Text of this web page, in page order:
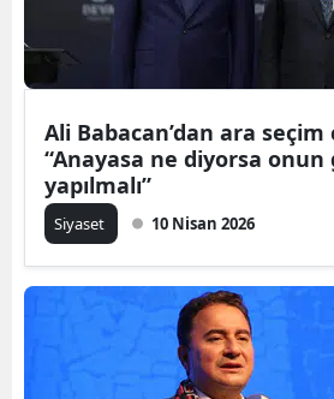
Ali Babacan’dan ara seçim
“Anayasa ne diyorsa onun
yapılmalı”
Siyaset 10 Nisan 2026